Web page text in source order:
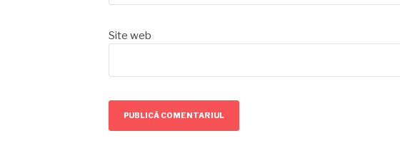
Site web